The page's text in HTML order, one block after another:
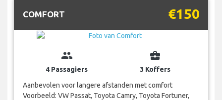
COMFORT €150
group
4 Passagiers
business_center
3 Koffers
Aanbevolen voor langere afstanden met comfort
Voorbeeld: VW Passat, Toyota Camry, Toyota Fortuner,